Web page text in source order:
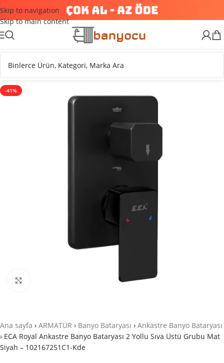
Skip to navigation
Skip to main content
-41%
Ana sayfa › ARMATÜR › Banyo Bataryası › Ankastre Banyo Bataryası
› ECA Royal Ankastre Banyo Bataryası 2 Yollu Sıva Üstü Grubu Mat
Siyah – 102167251C1-Kde